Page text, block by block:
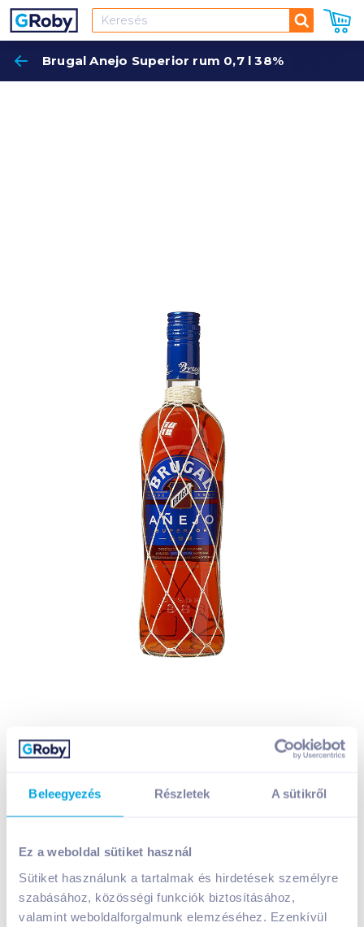
Beleegyezés Részletek A sütikről
Ez a weboldal sütiket használ
Sütiket használunk a tartalmak és hirdetések személyre
szabásához, közösségi funkciók biztosításához,
valamint weboldalforgalmunk elemzéséhez. Ezenkívül
Keresés
Brugal Anejo Superior rum 0,7 l 38%
Brugal Anejo Superior rum 0,7 l 38%
A termék jelenleg nem elérhető